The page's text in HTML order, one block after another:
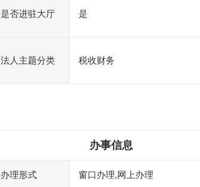
是否进驻大厅 是
法人主题分类 税收财务
办事信息
办理形式 窗口办理,网上办理